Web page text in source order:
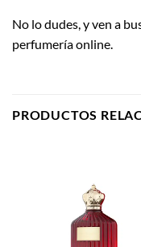
No lo dudes, y ven a
perfumería online.
PRODUCTOS